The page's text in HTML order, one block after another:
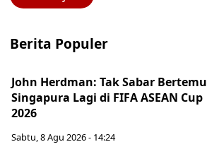
Berita Populer
John Herdman: Tak Sabar Bertemu
Singapura Lagi di FIFA ASEAN Cup
2026
Sabtu, 8 Agu 2026 - 14:24